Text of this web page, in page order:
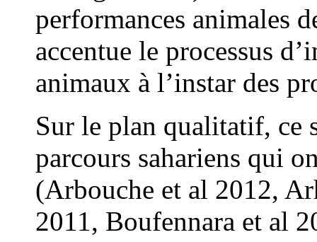
performances animales
accentue le processus
animaux à l’instar des
Sur le plan qualitatif, ce
parcours sahariens qui
(Arbouche et al 2012,
2011, Boufennara et al